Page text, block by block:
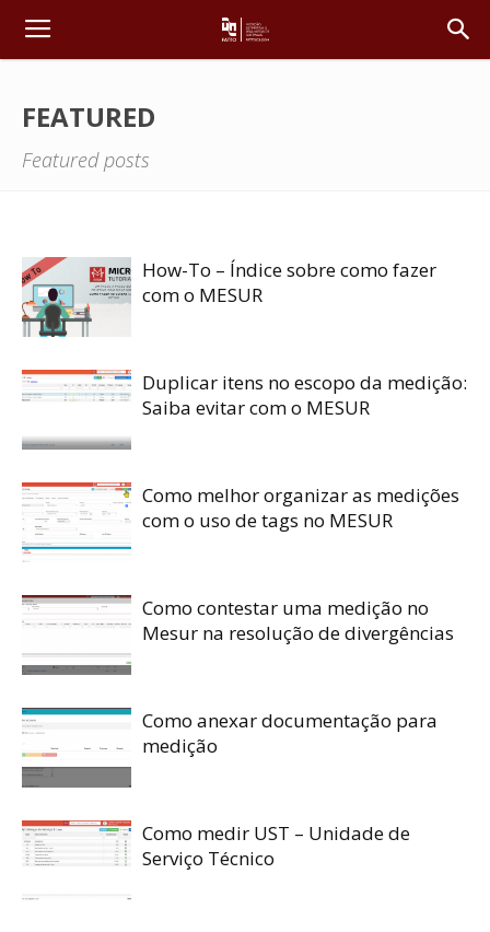
FEATURED
Featured posts
How-To – Índice sobre como fazer
com o MESUR
Duplicar itens no escopo da medição:
Saiba evitar com o MESUR
Como melhor organizar as medições
com o uso de tags no MESUR
Como contestar uma medição no
Mesur na resolução de divergências
Como anexar documentação para
medição
Como medir UST – Unidade de
Serviço Técnico